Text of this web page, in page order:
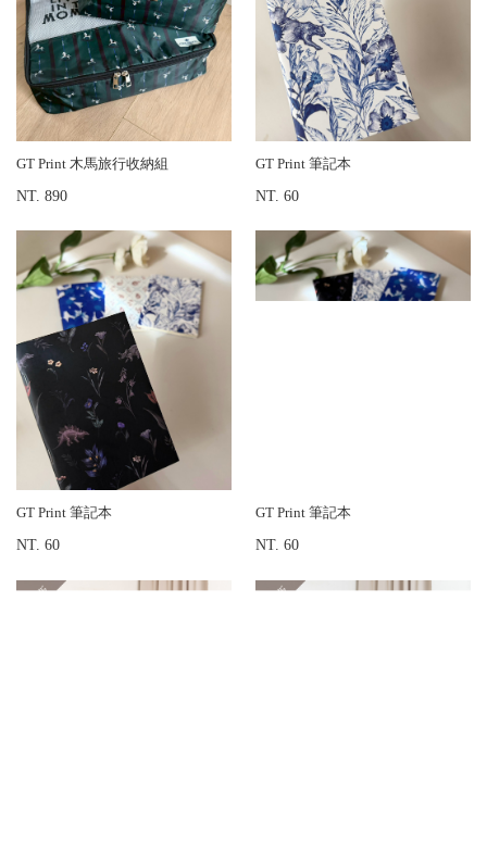
GT Print 木馬旅行收納組
NT. 890
GT Print 筆記本
NT. 60
GT Print 筆記本
NT. 60
GT Print 筆記本
NT. 60